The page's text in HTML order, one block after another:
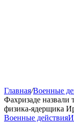
Главная/Военные
Фахризаде назвали
физика-ядерщика
Военные действия